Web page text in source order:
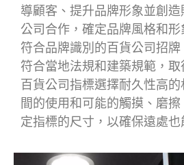
導顧客、提升品牌形象並創
公司合作，確定品牌風格和
符合品牌識別的百貨公司招
符合當地法規和建築規範，取
百貨公司指標選擇耐久性高
間的使用和可能的觸摸、磨
定指標的尺寸，以確保遠處也